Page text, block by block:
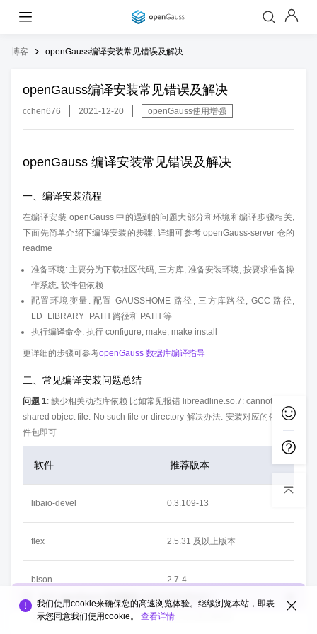
博客 openGauss编译安装常见错误及解决
openGauss编译安装常见错误及解决
cchen676 2021-12-20 openGauss使用增强
openGauss 编译安装常见错误及解决
一、编译安装流程
在编译安装 openGauss 中的遇到的问题大部分和环境和编译步骤相关,
下面先简单介绍下编译安装的步骤, 详细可参考 openGauss-server 仓的
readme
准备环境: 主要分为下载社区代码, 三方库, 准备安装环境, 按要求准备操
作系统, 软件包依赖
配置环境变量: 配置 GAUSSHOME 路径, 三方库路径, GCC 路径,
LD_LIBRARY_PATH 路径和 PATH 等
执行编译命令: 执行 configure, make, make install
更详细的步骤可参考openGauss 数据库编译指导
二、常见编译安装问题总结
问题 1: 缺少相关动态库依赖 比如常见报错 libreadline.so.7: cannot open
shared object file: No such file or directory 解决办法: 安装对应的依赖软
件包即可
软件 推荐版本
libaio-devel 0.3.109-13
flex 2.5.31 及以上版本
bison 2.7-4
ncurses-devel 5.9-13.20130511
您对 openGauss互动版块 的整体满意度如何？
我们使用cookie来确保您的高速浏览体验。继续浏览本站，即表
示您同意我们使用cookie。 查看详情